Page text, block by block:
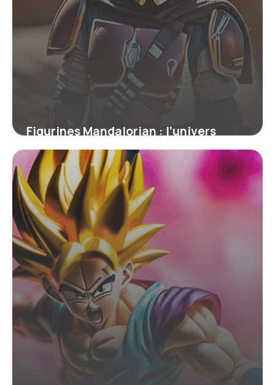
Figurines Mandalorian : l’univers
collector entre passion et rareté
4 juillet 2025